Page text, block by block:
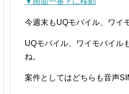
今週末もUQモバイル、ワイ
UQモバイル、ワイモバイル
ね。
案件としてはどちらも音声